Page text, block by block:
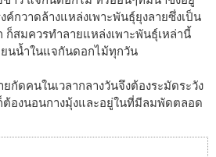
ค์กวาดล้างแหล่งเพาะพันธุ์ยุงลายซึ่งเป็น
ก็สมควรทำลายแหล่งเพาะพันธุ์เหล่านี้
ยนน้ำในแจกันดอกไม้ทุกวัน
กัดคนในเวลากลางวันจึงต้องระมัดระวัง
ต้องนอนกางมุ้งและอยู่ในที่มีลมพัดตลอด